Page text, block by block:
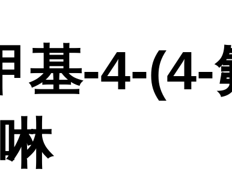
基-4-(4-